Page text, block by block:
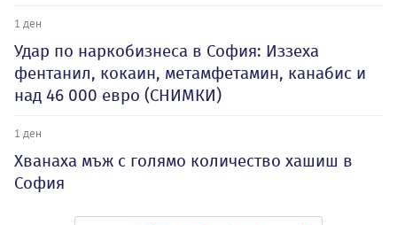
1 ден
Удар по наркобизнеса в София: Иззеха
фентанил, кокаин, метамфетамин, канабис и
над 46 000 евро (СНИМКИ)
1 ден
Хванаха мъж с голямо количество хашиш в
София